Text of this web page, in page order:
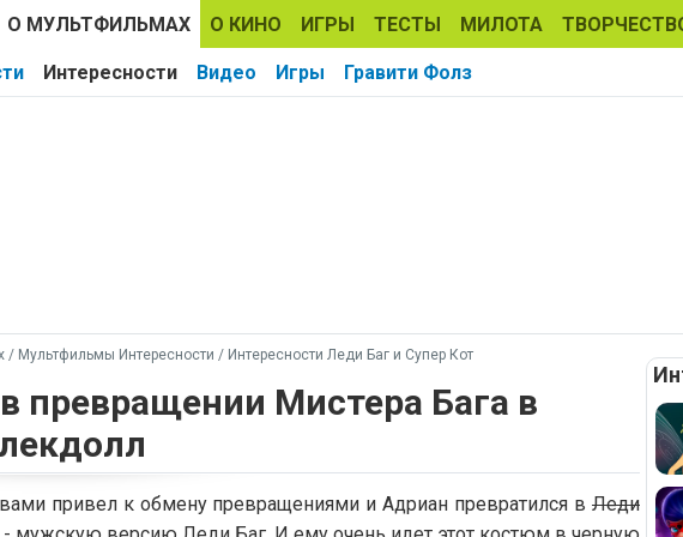
О МУЛЬТФИЛЬМАХ О КИНО ИГРЫ ТЕСТЫ МИЛОТА
Интересности Видео Игры Гравити Фолз
/ Мультфильмы Интересности / Интересности Леди Баг и Супер Кот
превращении Мистера Бага в
привел к обмену превращениями и Адриан превратился в Леди